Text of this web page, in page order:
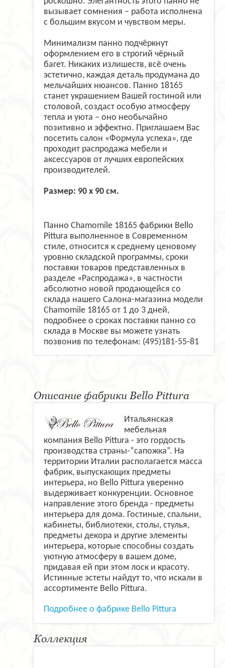
вызывает сомнения – работа исполнена
с большим вкусом и чувством меры.
Минимализм панно подчёркнут
оформлением его в строгий чёрный
багет. Никаких излишеств, всё очень
эстетично, каждая деталь продумана до
мельчайших нюансов. Панно 18165
станет украшением Вашей гостиной или
столовой, создаст особую атмосферу
тепла и уюта – оно необычайно
позитивно и эффектно. Приглашаем Вас
посетить салон «Формула успеха», где
проходит распродажа мебели и
аксессуаров от лучших европейских
производителей.
Размер: 90 х 90 см.
Панно Chamomile 18165 фабрики Bello
Pittura выполненное в Современном
стиле, относится к среднему ценовому
уровню складской программы, сроки
поставки товаров представленных в
разделе «Распродажа», в частности
абсолютно новой продающейся со
склада нашего Салона-магазина модели
Chamomile 18165 от 1 до 3 дней,
подробнее о сроках поставки панно со
склада в Москве вы можете узнать
позвонив по телефонам: (495)181-55-81
Описание фабрики Bello Pittura
Итальянская
мебельная
компания Bello Pittura - это гордость
производства страны-”сапожка”. На
территории Италии располагается масса
фабрик, выпускающих предметы
интерьера, но Bello Pittura уверенно
выдерживает конкуренции. Основное
направление этого бренда - предметы
интерьера для дома. Гостиные, спальни,
кабинеты, библиотеки, столы, стулья,
предметы декора и другие элементы
интерьера, которые способны создать
уютную атмосферу в вашем доме,
придавая ей при этом лоск и красоту.
Истинные эстеты найдут то, что искали в
ассортименте Bello Pittura.
Подробнее о фабрике Bello Pittura
Коллекция